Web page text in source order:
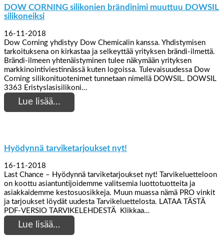
DOW CORNING silikonien brändinimi muuttuu DOWSIL
silikoneiksi
16-11-2018
Dow Corning yhdistyy Dow Chemicalin kanssa. Yhdistymisen
tarkoituksena on kirkastaa ja selkeyttää yrityksen brändi-ilmettä.
Brändi-ilmeen yhtenäistyminen tulee näkymään yrityksen
markkinointiviestinnässä kuten logoissa. Tulevaisuudessa Dow
Corning silikonituotenimet tunnetaan nimellä DOWSIL. DOWSIL
3363 Eristyslasisilikoni…
Lue lisää…
Hyödynnä tarviketarjoukset nyt!
16-11-2018
Last Chance – Hyödynnä tarviketarjoukset nyt! Tarvikeluetteloon
on koottu asiantuntijoidemme valitsemia luottotuotteita ja
asiakkaidemme kestosuosikkeja. Muun muassa nämä PRO vinkit
ja tarjoukset löydät uudesta Tarvikeluettelosta. LATAA TÄSTÄ
PDF-VERSIO TARVIKELEHDESTÄ Klikkaa…
Lue lisää…